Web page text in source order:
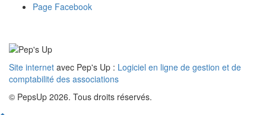
Page Facebook
Site internet avec Pep's Up : Logiciel en ligne de gestion et de
comptabilité des associations
© PepsUp 2026. Tous droits réservés.